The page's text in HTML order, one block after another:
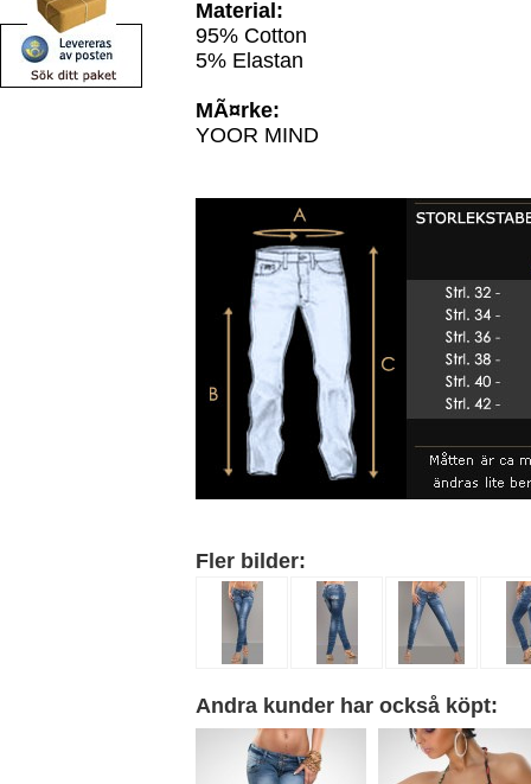
Material:
95% Cotton
5% Elastan
MÃ¤rke:
YOOR MIND
Fler bilder:
Andra kunder har också köpt: